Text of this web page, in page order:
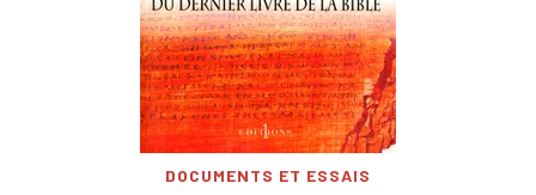
DOCUMENTS ET ESSAIS